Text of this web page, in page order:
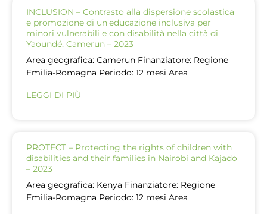
INCLUSION – Contrasto alla dispersione scolastica
e promozione di un’educazione inclusiva per
minori vulnerabili e con disabilità nella città di
Yaoundé, Camerun – 2023
Area geografica: Camerun Finanziatore: Regione
Emilia-Romagna Periodo: 12 mesi Area
LEGGI DI PIÙ
PROTECT – Protecting the rights of children with
disabilities and their families in Nairobi and Kajado
– 2023
Area geografica: Kenya Finanziatore: Regione
Emilia-Romagna Periodo: 12 mesi Area